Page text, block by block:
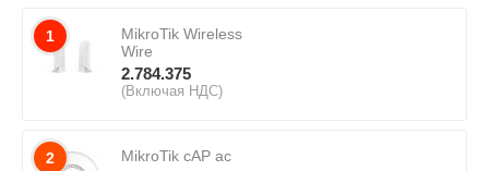
1
MikroTik Wireless
Wire
2.784.375
(Включая НДС)
2 MikroTik cAP ac